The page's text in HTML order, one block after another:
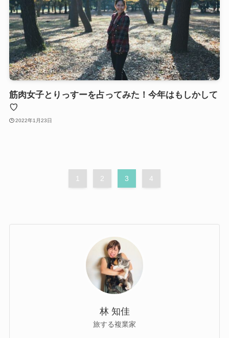
筋肉女子とりっすーを占ってみた！今年はもしかして
♡
2022年1月23日
1 2 3 4
林 知佳
旅する複業家